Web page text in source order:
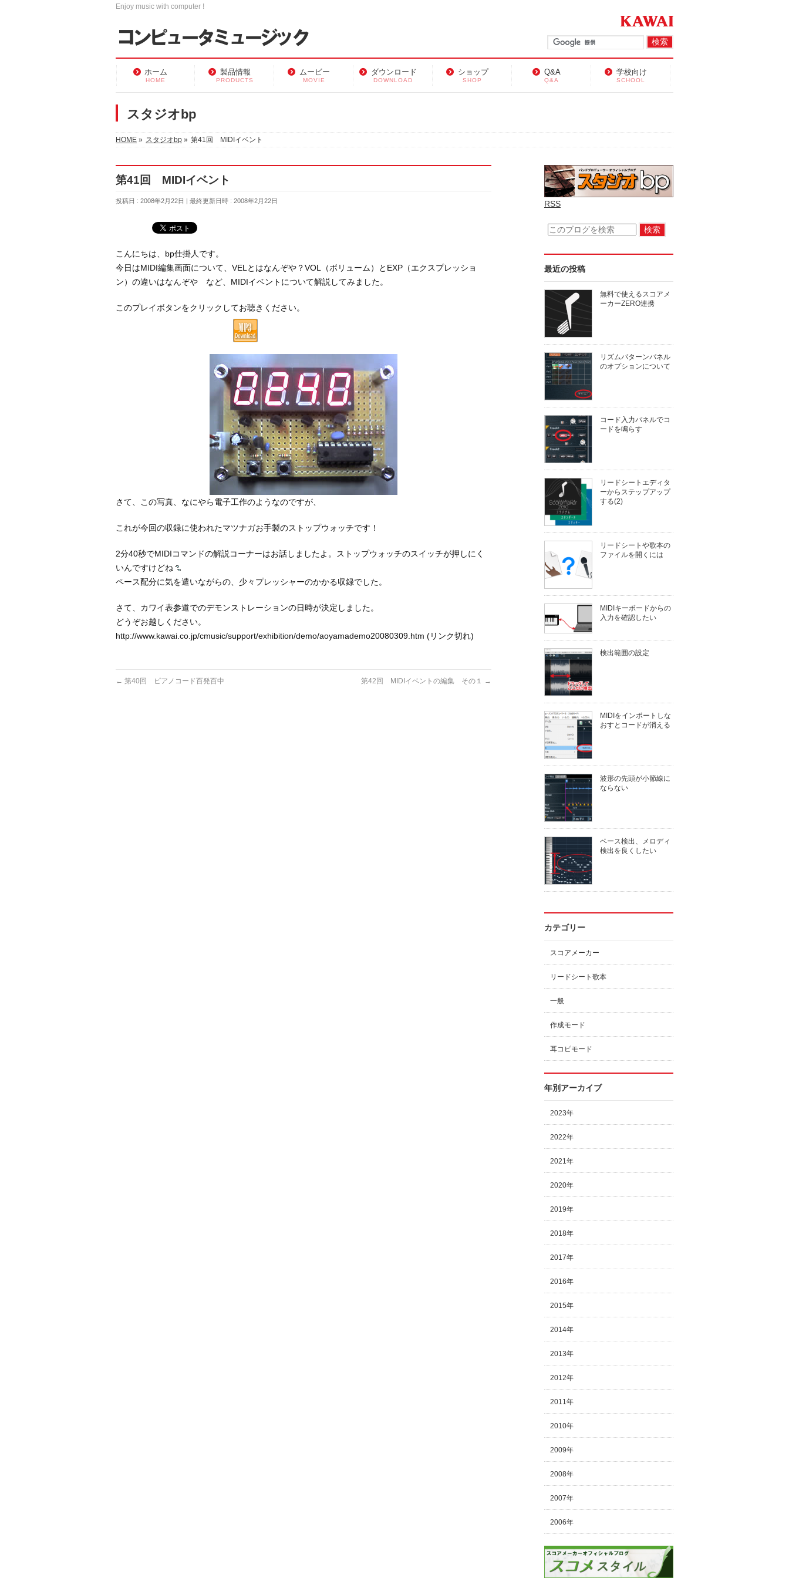
Enjoy music with computer !
ホーム
HOME
製品情報
PRODUCTS
ムービー
MOVIE
ダウンロード
DOWNLOAD
ショップ
SHOP
Q&A
Q&A
学校向け
SCHOOL
スタジオbp
HOME » スタジオbp » 第41回 MIDIイベント
第41回 MIDIイベント
投稿日 : 2008年2月22日 最終更新日時 : 2008年2月22日
こんにちは、bp仕掛人です。
今日はMIDI編集画面について、VELとはなんぞや？VOL（ボリューム）とEXP（エクスプレッショ
ン）の違いはなんぞや など、MIDIイベントについて解説してみました。
このプレイボタンをクリックしてお聴きください。
さて、この写真、なにやら電子工作のようなのですが、
これが今回の収録に使われたマツナガお手製のストップウォッチです！
2分40秒でMIDIコマンドの解説コーナーはお話しましたよ。ストップウォッチのスイッチが押しにく
いんですけどね
ペース配分に気を遣いながらの、少々プレッシャーのかかる収録でした。
さて、カワイ表参道でのデモンストレーションの日時が決定しました。
どうぞお越しください。
http://www.kawai.co.jp/cmusic/support/exhibition/demo/aoyamademo20080309.htm (リンク切れ)
← 第40回 ピアノコード百発百中 第42回 MIDIイベントの編集 その１ →
RSS
最近の投稿
無料で使えるスコアメ
ーカーZERO連携
リズムパターンパネル
のオプションについて
コード入力パネルでコ
ードを鳴らす
リードシートエディタ
ーからステップアップ
する(2)
リードシートや歌本の
ファイルを開くには
MIDIキーボードからの
入力を確認したい
検出範囲の設定
MIDIをインポートしな
おすとコードが消える
波形の先頭が小節線に
ならない
ベース検出、メロディ
検出を良くしたい
カテゴリー
スコアメーカー
リードシート歌本
一般
作成モード
耳コピモード
年別アーカイブ
2023年
2022年
2021年
2020年
2019年
2018年
2017年
2016年
2015年
2014年
2013年
2012年
2011年
2010年
2009年
2008年
2007年
2006年